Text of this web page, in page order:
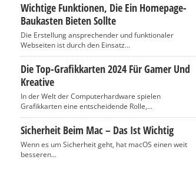
Wichtige Funktionen, Die Ein Homepage-
Baukasten Bieten Sollte
Die Erstellung ansprechender und funktionaler
Webseiten ist durch den Einsatz...
Die Top-Grafikkarten 2024 Für Gamer Und
Kreative
In der Welt der Computerhardware spielen
Grafikkarten eine entscheidende Rolle,...
Sicherheit Beim Mac – Das Ist Wichtig
Wenn es um Sicherheit geht, hat macOS einen weit
besseren...